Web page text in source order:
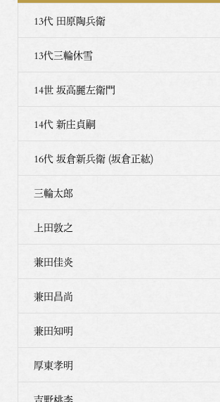
13代 田原陶兵衛
13代三輪休雪
14世 坂高麗左衛門
14代 新庄貞嗣
16代 坂倉新兵衛 (坂倉正紘)
三輪太郎
上田敦之
兼田佳炎
兼田昌尚
兼田知明
厚東孝明